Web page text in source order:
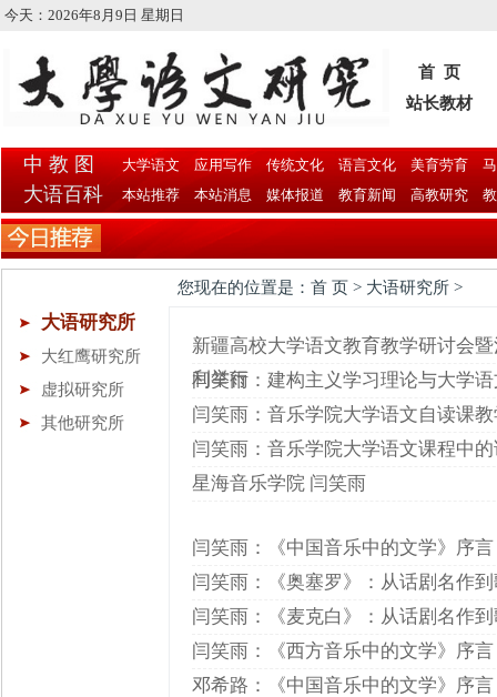
今天： 2026年8月9日 星期日
首 页
站长教材
中 教 图
大语百科
大学语文 应用写作 传统文化 语言文化 美育劳育
本站推荐
本站消息 媒体报道 教育新闻 高教研究
您现在的位置是：首 页 > 大语研究所 >
大语研究所
大红鹰研究所
虚拟研究所
其他研究所
新疆高校大学语文教育教学研讨会
利举行
闫笑雨：建构主义学习理论与大学
闫笑雨：音乐学院大学语文自读课
闫笑雨：音乐学院大学语文课程中
星海音乐学院 闫笑雨
闫笑雨：《中国音乐中的文学》序言
闫笑雨：《奥塞罗》：从话剧名作
闫笑雨：《麦克白》：从话剧名作
闫笑雨：《西方音乐中的文学》序言
邓希路：《中国音乐中的文学》序言